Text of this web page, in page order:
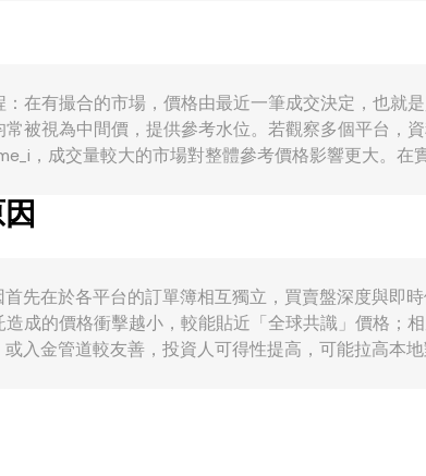
樣重要，當 MNT 相對其他資產走強時，即使 SUI 價
下架審查、針對質押服務的合規指引、或特定司法
在有撮合的市場，價格由最近一筆成交決定，也就
被視為中間價，提供參考水位。若觀察多個平台，
，成交量較大的市場對整體參考價格影響更大。在
價格可近似為 price = y/x（以一種資產表示另一種
價與 VWAP，搭配 AMM 池子的即時邊際價格，共
先在於各平台的訂單簿相互獨立，買賣盤深度與即
成的價格衝擊越小，較能貼近「全球共識」價格；
入金管道較友善，投資人可得性提高，可能拉高本